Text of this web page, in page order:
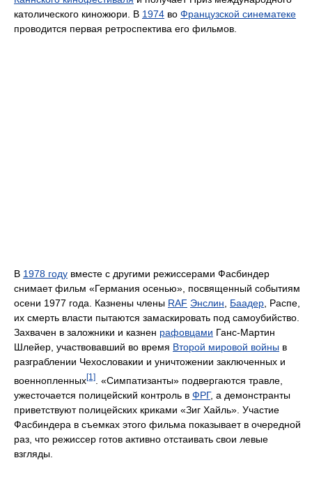
католического киножюри. В 1974 во Французской синематеке
проводится первая ретроспектива его фильмов.
В 1978 году вместе с другими режиссерами Фасбиндер
снимает фильм «Германия осенью», посвященный событиям
осени 1977 года. Казнены члены RAF Энслин Баадер , Распе,
их смерть власти пытаются замаскировать под самоубийство.
Захвачен в заложники и казнен рафовцами Ганс-Мартин
Шлейер, участвовавший во время Второй мировой войны в
разграблении Чехословакии и уничтожении заключенных и
военнопленных[1]
. «Симпатизанты» подвергаются травле,
ужесточается полицейский контроль в ФРГ, а демонстранты
приветствуют полицейских криками «Зиг Хайль». Участие
Фасбиндера в съемках этого фильма показывает в очередной
раз, что режиссер готов активно отстаивать свои левые
взгляды.